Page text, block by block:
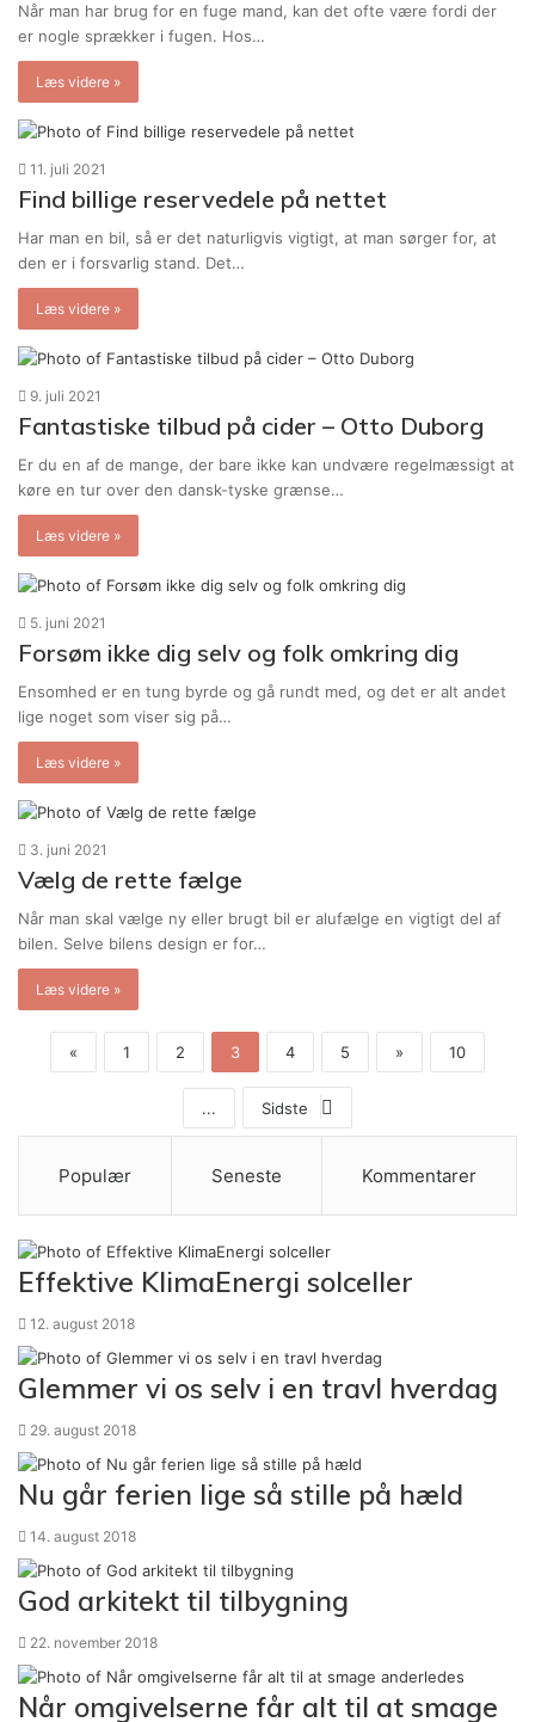
Når man har brug for en fuge mand, kan det ofte være fordi der
er nogle sprækker i fugen. Hos…
Læs videre »
11. juli 2021
Find billige reservedele på nettet
Har man en bil, så er det naturligvis vigtigt, at man sørger for, at
den er i forsvarlig stand. Det…
Læs videre »
9. juli 2021
Fantastiske tilbud på cider – Otto Duborg
Er du en af de mange, der bare ikke kan undvære regelmæssigt at
køre en tur over den dansk-tyske grænse…
Læs videre »
5. juni 2021
Forsøm ikke dig selv og folk omkring dig
Ensomhed er en tung byrde og gå rundt med, og det er alt andet
lige noget som viser sig på…
Læs videre »
3. juni 2021
Vælg de rette fælge
Når man skal vælge ny eller brugt bil er alufælge en vigtigt del af
bilen. Selve bilens design er for…
Læs videre »
« 1 2 3 4 5 » 10
... Sidste
Populær Seneste Kommentarer
Effektive KlimaEnergi solceller
12. august 2018
Glemmer vi os selv i en travl hverdag
29. august 2018
Nu går ferien lige så stille på hæld
14. august 2018
God arkitekt til tilbygning
22. november 2018
Når omgivelserne får alt til at smage